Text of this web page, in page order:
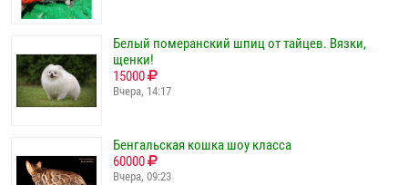
Белый померанский шпиц от тайцев. Вязки,
щенки!
15000
Вчера, 14:17
Бенгальская кошка шоу класса
60000
Вчера, 09:23